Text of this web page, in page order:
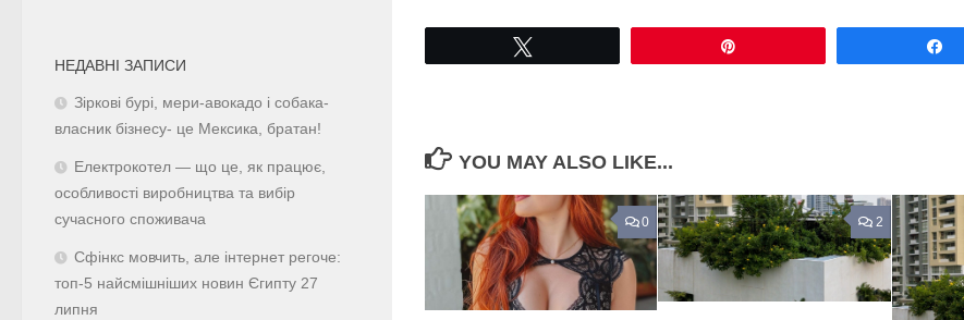
Share on Facebook Share on LinkedIn
YOU MAY ALSO LIKE...
0 2
НЕДАВНІ ЗАПИСИ
Зіркові бурі, мери-авокадо і собака-
власник бізнесу- це Мексика, братан!
Електрокотел — що це, як працює,
особливості виробництва та вибір
сучасного споживача
Сфінкс мовчить, але інтернет регоче:
топ-5 найсмішніших новин Єгипту 27
липня